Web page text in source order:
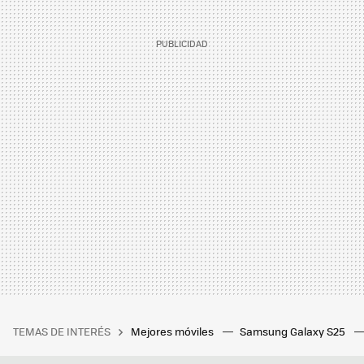
TEMAS DE INTERÉS Mejores móviles Samsung Galaxy S25